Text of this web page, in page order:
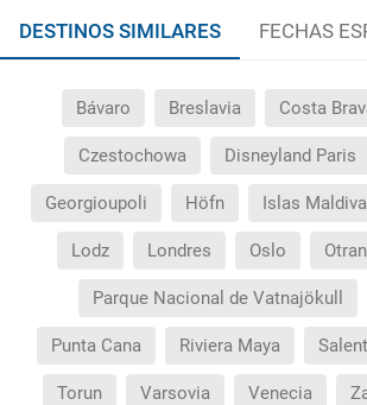
DESTINOS SIMILARES FECHAS
Bávaro Breslavia Costa
Czestochowa Disneyland Paris
Georgioupoli Höfn Islas
Lodz Londres Oslo
Parque Nacional de Vatnajökull
Punta Cana Riviera Maya
Torun Varsovia Venecia